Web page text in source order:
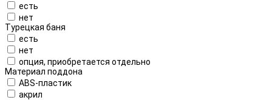
есть
нет
Турецкая баня
есть
нет
опция, приобретается отдельно
Материал поддона
ABS-пластик
акрил